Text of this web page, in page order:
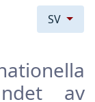
SV
av